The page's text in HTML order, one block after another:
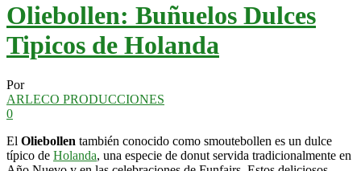
Oliebollen: Buñuelos Dulces
Tipicos de Holanda
Por
ARLECO PRODUCCIONES
0
El Oliebollen también conocido como smoutebollen es un dulce
típico de Holanda, una especie de donut servida tradicionalmente en